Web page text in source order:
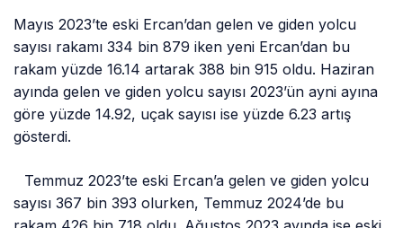
Mayıs 2023’te eski Ercan’dan gelen ve giden yolcu
sayısı rakamı 334 bin 879 iken yeni Ercan’dan bu
rakam yüzde 16.14 artarak 388 bin 915 oldu. Haziran
ayında gelen ve giden yolcu sayısı 2023’ün ayni ayına
göre yüzde 14.92, uçak sayısı ise yüzde 6.23 artış
gösterdi.
Temmuz 2023’te eski Ercan’a gelen ve giden yolcu
sayısı 367 bin 393 olurken, Temmuz 2024’de bu